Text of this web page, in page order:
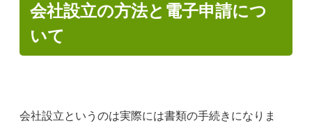
会社設立の方法と電子申請につ
いて
会社設立というのは実際には書類の手続きになりま